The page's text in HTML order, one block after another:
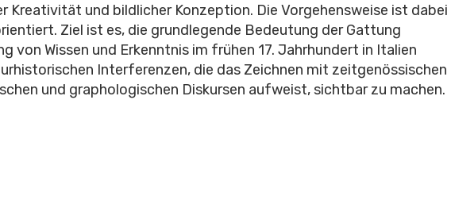
Kreativität und bildlicher Konzeption. Die Vorgehensweise ist dabei
Ziel ist es, die grundlegende Bedeutung der Gattung
von Wissen und Erkenntnis im frühen 17. Jahrhundert in Italien
Interferenzen, die das Zeichnen mit zeitgenössischen
und graphologischen Diskursen aufweist, sichtbar zu machen.